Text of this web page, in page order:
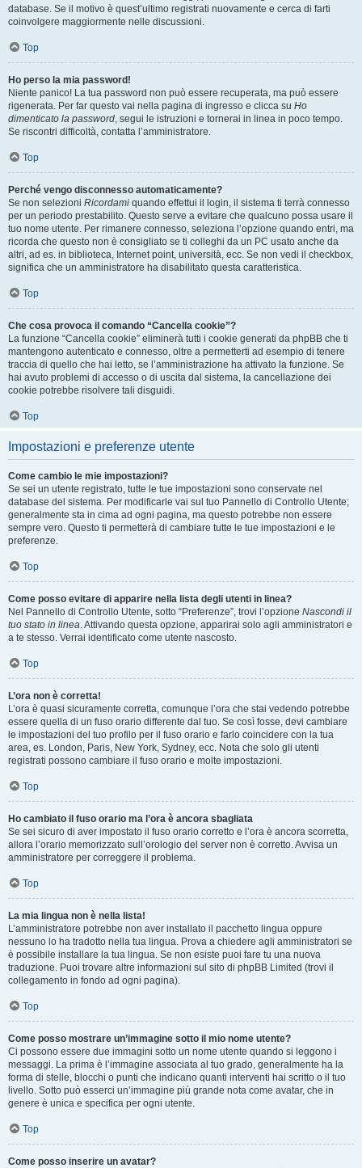
database. Se il motivo è quest’ultimo registrati nuovamente e cerca di farti
coinvolgere maggiormente nelle discussioni.
Top
Ho perso la mia password!
Niente panico! La tua password non può essere recuperata, ma può essere
rigenerata. Per far questo vai nella pagina di ingresso e clicca su Ho
dimenticato la password, segui le istruzioni e tornerai in linea in poco tempo.
Se riscontri difficoltà, contatta l’amministratore.
Top
Perché vengo disconnesso automaticamente?
Se non selezioni Ricordami quando effettui il login, il sistema ti terrà connesso
per un periodo prestabilito. Questo serve a evitare che qualcuno possa usare il
tuo nome utente. Per rimanere connesso, seleziona l’opzione quando entri, ma
ricorda che questo non è consigliato se ti colleghi da un PC usato anche da
altri, ad es. in biblioteca, Internet point, università, ecc. Se non vedi il checkbox,
significa che un amministratore ha disabilitato questa caratteristica.
Top
Che cosa provoca il comando “Cancella cookie”?
La funzione “Cancella cookie” eliminerà tutti i cookie generati da phpBB che ti
mantengono autenticato e connesso, oltre a permetterti ad esempio di tenere
traccia di quello che hai letto, se l’amministrazione ha attivato la funzione. Se
hai avuto problemi di accesso o di uscita dal sistema, la cancellazione dei
cookie potrebbe risolvere tali disguidi.
Top
Impostazioni e preferenze utente
Come cambio le mie impostazioni?
Se sei un utente registrato, tutte le tue impostazioni sono conservate nel
database del sistema. Per modificarle vai sul tuo Pannello di Controllo Utente;
generalmente sta in cima ad ogni pagina, ma questo potrebbe non essere
sempre vero. Questo ti permetterà di cambiare tutte le tue impostazioni e le
preferenze.
Top
Come posso evitare di apparire nella lista degli utenti in linea?
Nel Pannello di Controllo Utente, sotto “Preferenze”, trovi l’opzione Nascondi il
tuo stato in linea. Attivando questa opzione, apparirai solo agli amministratori e
a te stesso. Verrai identificato come utente nascosto.
Top
L’ora non è corretta!
L’ora è quasi sicuramente corretta, comunque l’ora che stai vedendo potrebbe
essere quella di un fuso orario differente dal tuo. Se così fosse, devi cambiare
le impostazioni del tuo profilo per il fuso orario e farlo coincidere con la tua
area, es. London, Paris, New York, Sydney, ecc. Nota che solo gli utenti
registrati possono cambiare il fuso orario e molte impostazioni.
Top
Ho cambiato il fuso orario ma l’ora è ancora sbagliata
Se sei sicuro di aver impostato il fuso orario corretto e l’ora è ancora scorretta,
allora l’orario memorizzato sull’orologio del server non è corretto. Avvisa un
amministratore per correggere il problema.
Top
La mia lingua non è nella lista!
L’amministratore potrebbe non aver installato il pacchetto lingua oppure
nessuno lo ha tradotto nella tua lingua. Prova a chiedere agli amministratori se
è possibile installare la tua lingua. Se non esiste puoi fare tu una nuova
traduzione. Puoi trovare altre informazioni sul sito di phpBB Limited (trovi il
collegamento in fondo ad ogni pagina).
Top
Come posso mostrare un’immagine sotto il mio nome utente?
Ci possono essere due immagini sotto un nome utente quando si leggono i
messaggi. La prima è l’immagine associata al tuo grado, generalmente ha la
forma di stelle, blocchi o punti che indicano quanti interventi hai scritto o il tuo
livello. Sotto può esserci un’immagine più grande nota come avatar, che in
genere è unica e specifica per ogni utente.
Top
Come posso inserire un avatar?